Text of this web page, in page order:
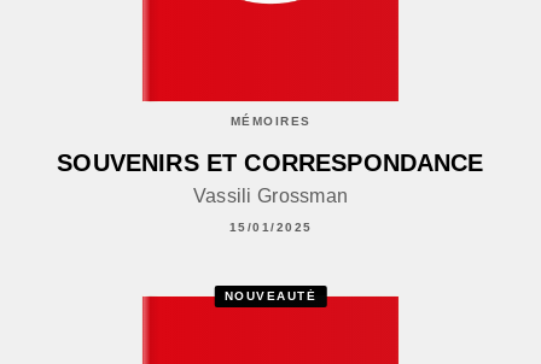
MÉMOIRES
SOUVENIRS ET CORRESPONDANCE
Vassili Grossman
15/01/2025
NOUVEAUTÉ